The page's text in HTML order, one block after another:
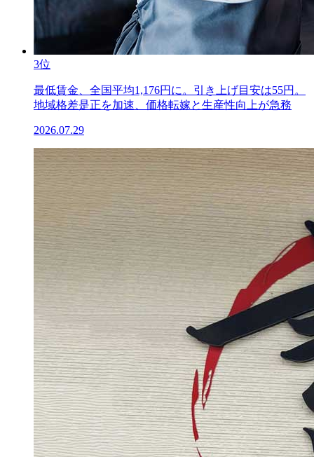
3位
最低賃金、全国平均1,176円に。引き上げ目安は55円。
地域格差是正を加速、価格転嫁と生産性向上が急務
2026.07.29